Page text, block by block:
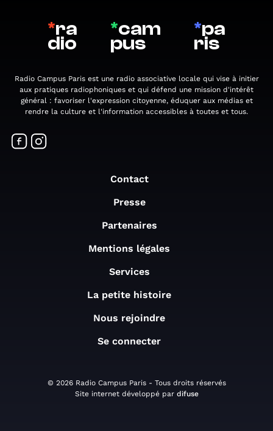
*ra
dio
*cam
pus
*pa
ris
Radio Campus Paris est une radio associative locale qui vise à initier
aux pratiques radiophoniques et qui défend une mission d'intérêt
général : favoriser l'expression citoyenne, éduquer aux médias et
rendre la culture et l'information accessibles à toutes et tous.
Contact
Presse
Partenaires
Mentions légales
Services
La petite histoire
Nous rejoindre
Se connecter
© 2026 Radio Campus Paris - Tous droits réservés
Site internet développé par difuse